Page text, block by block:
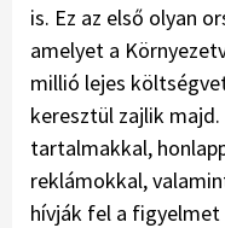
is. Ez az első olyan
amelyet a
millió lejes
keresztül zajlik
tartalmakkal,
reklámokkal,
hívják fel a